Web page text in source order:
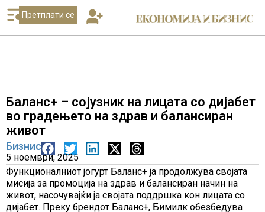
Претплати се
Баланс+ – сојузник на лицата со дијабет
во градењето на здрав и балансиран
живот
Бизнис
5 ноември, 2025
Функционалниот јогурт Баланс+ ја продолжува својата
мисија за промоција на здрав и балансиран начин на
живот, насочувајќи ја својата поддршка кон лицата со
дијабет. Преку брендот Баланс+, Бимилк обезбедува